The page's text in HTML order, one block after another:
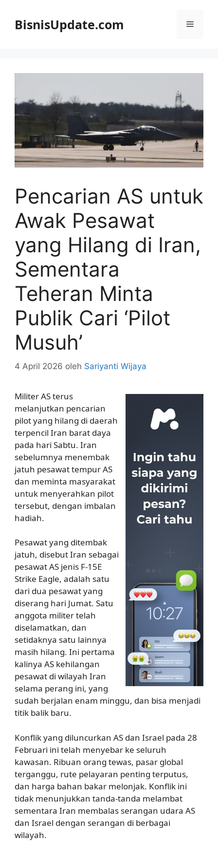
BisnisUpdate.com Menu
Pencarian AS untuk
Awak Pesawat
yang Hilang di Iran,
Sementara
Teheran Minta
Publik Cari ‘Pilot
Musuh’
4 April 2026 oleh Sariyanti Wijaya
Militer AS terus
melanjutkan pencarian
pilot yang hilang di daerah
terpencil Iran barat daya
pada hari Sabtu. Iran
sebelumnya menembak
jatuh pesawat tempur AS
dan meminta masyarakat
untuk menyerahkan pilot
tersebut, dengan imbalan
hadiah.
Pesawat yang ditembak
jatuh, disebut Iran sebagai
pesawat AS jenis F-15E
Strike Eagle, adalah satu
dari dua pesawat yang
diserang hari Jumat. Satu
anggota militer telah
diselamatkan, dan
setidaknya satu lainnya
masih hilang. Ini pertama
kalinya AS kehilangan
pesawat di wilayah Iran
selama perang ini, yang
sudah berjalan enam minggu, dan bisa menjadi
titik balik baru.
Konflik yang diluncurkan AS dan Israel pada 28
Februari ini telah menyebar ke seluruh
kawasan. Ribuan orang tewas, pasar global
terganggu, rute pelayaran penting terputus,
dan harga bahan bakar melonjak. Konflik ini
tidak menunjukkan tanda-tanda melambat
sementara Iran membalas serangan udara AS
dan Israel dengan serangan di berbagai
wilayah.